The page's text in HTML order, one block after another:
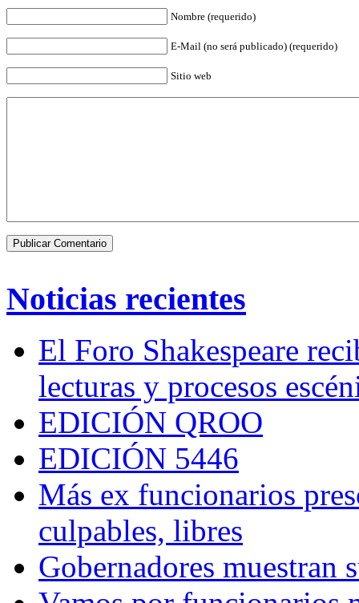
Nombre (requerido)
E-Mail (no será publicado) (requerido)
Sitio web
Noticias recientes
El Foro Shakespeare
lecturas y procesos
EDICIÓN QROO
EDICIÓN 5446
Más ex funcionarios
culpables, libres
Gobernadores muestran